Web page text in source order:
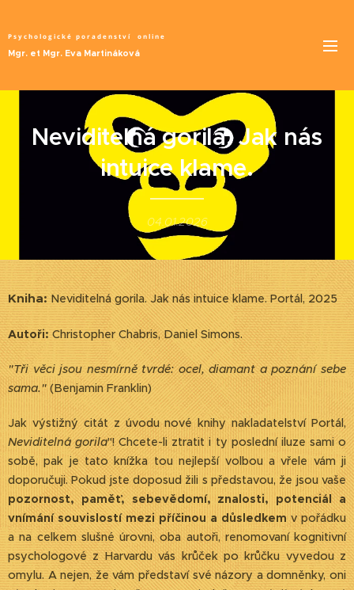
Psychologické poradenství online
Mgr. et Mgr. Eva Martináková
Neviditelná gorila. Jak nás
intuice klame.
04.01.2026
Kniha: Neviditelná gorila. Jak nás intuice klame. Portál, 2025
Autoři:Christopher Chabris, Daniel Simons.
"Tři věci jsou nesmírně tvrdé: ocel, diamant a poznání sebe
sama." (Benjamin Franklin)
Jak výstižný citát z úvodu nové knihy nakladatelství Portál,
Neviditelná gorila"! Chcete-li ztratit i ty poslední iluze sami o
sobě, pak je tato knížka tou nejlepší volbou a vřele vám ji
doporučuji. Pokud jste doposud žili s představou, že jsou vaše
pozornost, paměť, sebevědomí, znalosti, potenciál a
vnímání souvislostí mezi příčinou a důsledkem v pořádku
a na celkem slušné úrovni, oba autoři, renomovaní kognitivní
psychologové z Harvardu vás krůček po krůčku vyvedou z
omylu. A nejen, že vám představí své názory a domněnky, oni